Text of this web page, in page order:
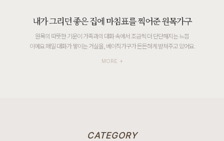
내가 그리던 좋은 집에 마침표를 찍어준 원목가구
원목의 따뜻한 기운이 가족과의 대화 속에서 조금씩 더 단단해지는 느낌
이예요.매일 대화가 쌓이는 거실을, 베이직가구가 든든하게 받쳐주고 있어요.
MORE +
CATEGORY